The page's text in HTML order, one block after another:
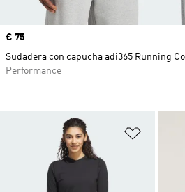
Añadir
Precio
€ 75
Sudadera con capucha adi365 Running
Performance